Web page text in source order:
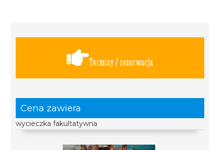
Terminy / rezerwacja
Cena zawiera
wycieczka fakultatywna